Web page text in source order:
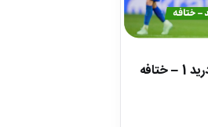
خلاصه بازی اتلتیکومادرید 1 – ختافه